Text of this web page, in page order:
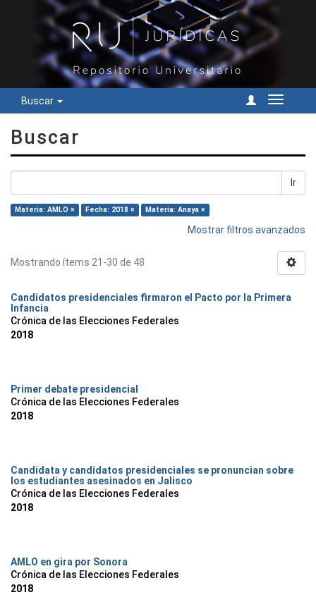
Buscar
Cambiar
Buscar
Ir
Materia: AMLO × Fecha: 2018 × Materia: Anaya ×
Mostrar filtros avanzados
Mostrando ítems 21-30 de 48
Candidatos presidenciales firmaron el Pacto por la Primera
Infancia
Crónica de las Elecciones Federales
2018
Primer debate presidencial
Crónica de las Elecciones Federales
2018
Candidata y candidatos presidenciales se pronuncian sobre
los estudiantes asesinados en Jalisco
Crónica de las Elecciones Federales
2018
AMLO en gira por Sonora
Crónica de las Elecciones Federales
2018